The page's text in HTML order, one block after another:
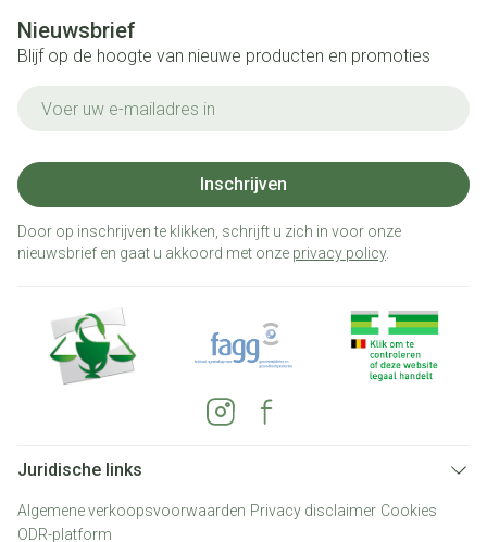
Nieuwsbrief
Blijf op de hoogte van nieuwe producten en promoties
Inschrijven
Door op inschrijven te klikken, schrijft u zich in voor onze
nieuwsbrief en gaat u akkoord met onze privacy policy.
Juridische links
Algemene verkoopsvoorwaarden Privacy disclaimer Cookies
ODR-platform